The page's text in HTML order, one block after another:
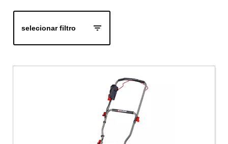
selecionar filtro